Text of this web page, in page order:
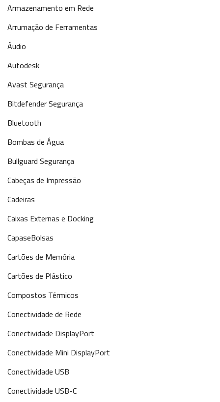
Armazenamento em Rede
Arrumação de Ferramentas
Áudio
Autodesk
Avast Segurança
Bitdefender Segurança
Bluetooth
Bombas de Água
Bullguard Segurança
Cabeças de Impressão
Cadeiras
Caixas Externas e Docking
CapaseBolsas
Cartões de Memória
Cartões de Plástico
Compostos Térmicos
Conectividade de Rede
Conectividade DisplayPort
Conectividade Mini DisplayPort
Conectividade USB
Conectividade USB-C